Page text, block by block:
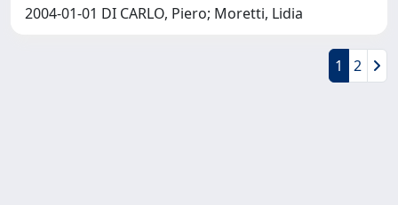
2004-01-01 DI CARLO, Piero; Moretti, Lidia
1 2